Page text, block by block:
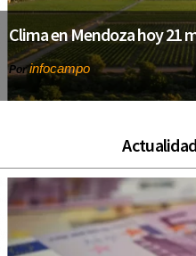
Clima en Mendoza hoy 21
Porinfocampo